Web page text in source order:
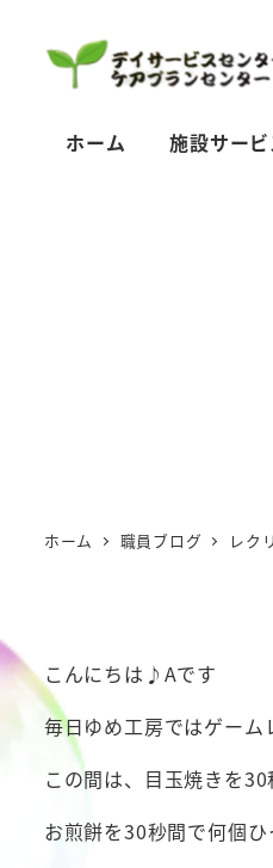
ホーム 施設サービ
ホーム 職員ブログ レク
こんにちは♪Aです
毎日ゆめ工房ではゲー
この間は、目玉焼きを
お煎餅を30秒間で何個